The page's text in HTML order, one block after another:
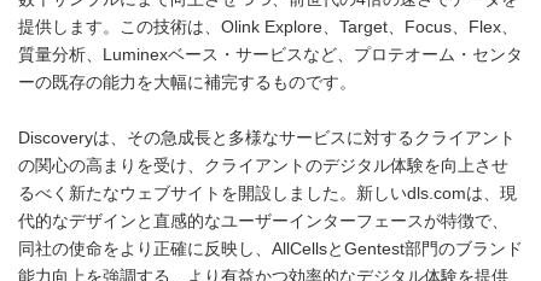
提供します。この技術は、Olink Explore、Target、Focus、Flex、
質量分析、Luminexベース・サービスなど、プロテオーム・センタ
ーの既存の能力を大幅に補完するものです。
Discoveryは、その急成長と多様なサービスに対するクライアント
の関心の高まりを受け、クライアントのデジタル体験を向上させ
るべく新たなウェブサイトを開設しました。新しいdls.comは、現
代的なデザインと直感的なユーザーインターフェースが特徴で、
同社の使命をより正確に反映し、AllCellsとGentest部門のブランド
能力向上を強調する、より有益かつ効率的なデジタル体験を提供